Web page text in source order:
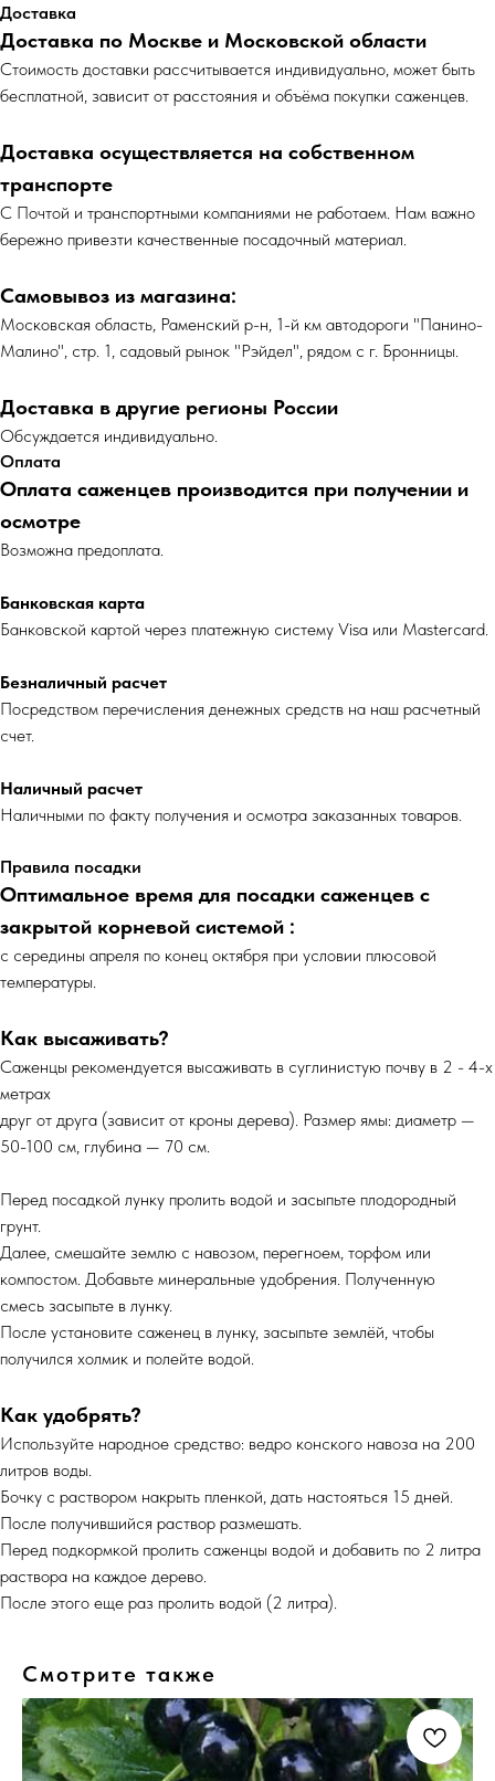
Доставка
Доставка по Москве и Московской области
Cтоимость доставки рассчитывается индивидуально, может быть
бесплатной, зависит от расстояния и объёма покупки саженцев.
Доставка осуществляется на собственном
транспорте
С Почтой и транспортными компаниями не работаем. Нам важно
бережно привезти качественные посадочный материал.
Самовывоз из магазина:
Московская область, Раменский р-н, 1-й км автодороги "Панино-
Малино", стр. 1, садовый рынок "Рэйдел", рядом с г. Бронницы.
Доставка в другие регионы России
Обсуждается индивидуально.
Оплата
Оплата саженцев производится при получении и
осмотре
Возможна предоплата.
Банковская карта
Банковской картой через платежную систему Visa или Mastercard.
Безналичный расчет
Посредством перечисления денежных средств на наш расчетный
счет.
Наличный расчет
Наличными по факту получения и осмотра заказанных товаров.
Правила посадки
Оптимальное время для посадки саженцев с
закрытой корневой системой :
с середины апреля по конец октября при условии плюсовой
температуры.
Как высаживать?
Саженцы рекомендуется высаживать в суглинистую почву в 2 - 4-х
метрах
друг от друга (зависит от кроны дерева). Размер ямы: диаметр —
50-100 см, глубина — 70 см.
Перед посадкой лунку пролить водой и засыпьте плодородный
грунт.
Далее, смешайте землю с навозом, перегноем, торфом или
компостом. Добавьте минеральные удобрения. Полученную
смесь засыпьте в лунку.
После установите саженец в лунку, засыпьте землёй, чтобы
получился холмик и полейте водой.
Как удобрять?
Используйте народное средство: ведро конского навоза на 200
литров воды.
Бочку с раствором накрыть пленкой, дать настояться 15 дней.
После получившийся раствор размешать.
Перед подкормкой пролить саженцы водой и добавить по 2 литра
раствора на каждое дерево.
После этого еще раз пролить водой (2 литра).
Смотрите также